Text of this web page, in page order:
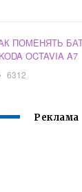
ПОМЕНЯТЬ
OCTAVIA A7
6312
Реклама